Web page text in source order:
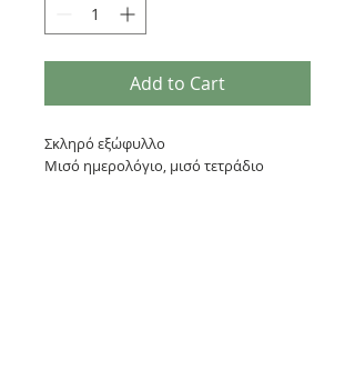
Add to Cart
Σκληρό εξώφυλλο
Μισό ημερολόγιο, μισό τετράδιο